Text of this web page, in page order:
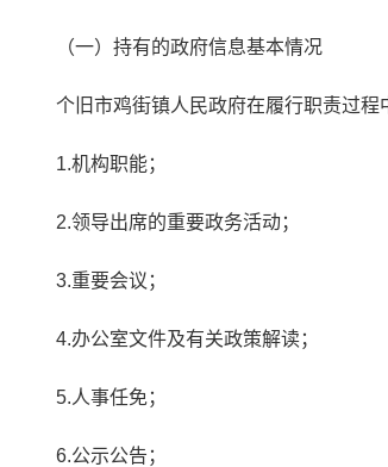
（一）持有的政府信息基本情况
个旧市鸡街镇人民政府在履行职责过程
1.机构职能；
2.领导出席的重要政务活动；
3.重要会议；
4.办公室文件及有关政策解读；
5.人事任免；
6.公示公告；